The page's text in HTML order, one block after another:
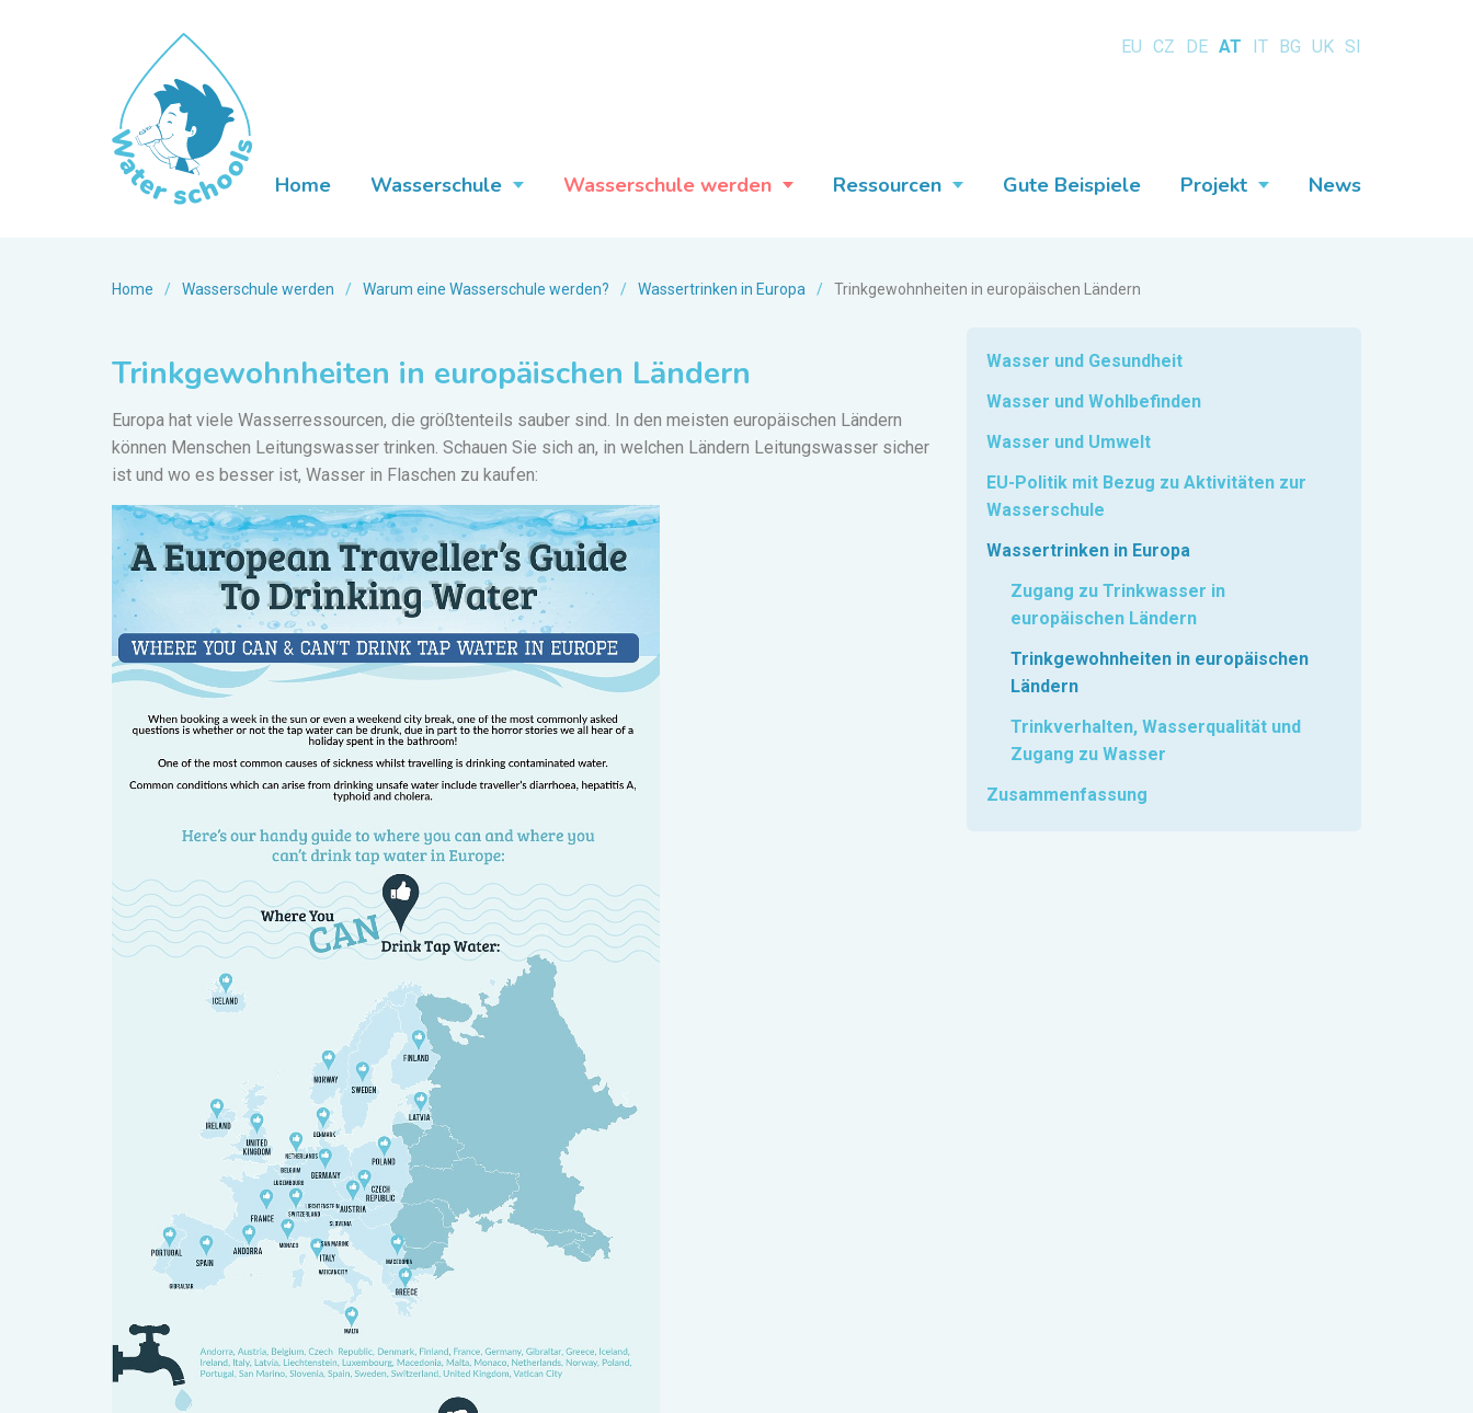
EU CZ DE AT IT BG UK SI
Home Wasserschule Wasserschule werden Ressourcen Gute Beispiele Projekt News
Home / Wasserschule werden / Warum eine Wasserschule werden? / Wassertrinken in Europa / Trinkgewohnheiten in europäischen Ländern
Trinkgewohnheiten in europäischen Ländern
Europa hat viele Wasserressourcen, die größtenteils sauber sind. In den meisten europäischen Ländern
können Menschen Leitungswasser trinken. Schauen Sie sich an, in welchen Ländern Leitungswasser sicher
ist und wo es besser ist, Wasser in Flaschen zu kaufen:
Wasser und Gesundheit
Wasser und Wohlbefinden
Wasser und Umwelt
EU-Politik mit Bezug zu Aktivitäten zur
Wasserschule
Wassertrinken in Europa
Zugang zu Trinkwasser in
europäischen Ländern
Trinkgewohnheiten in europäischen
Ländern
Trinkverhalten, Wasserqualität und
Zugang zu Wasser
Zusammenfassung